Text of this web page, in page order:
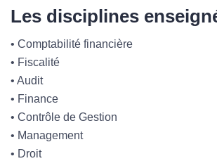
Les disciplines
• Comptabilité financière
• Fiscalité
• Audit
• Finance
• Contrôle de Gestion
• Management
• Droit